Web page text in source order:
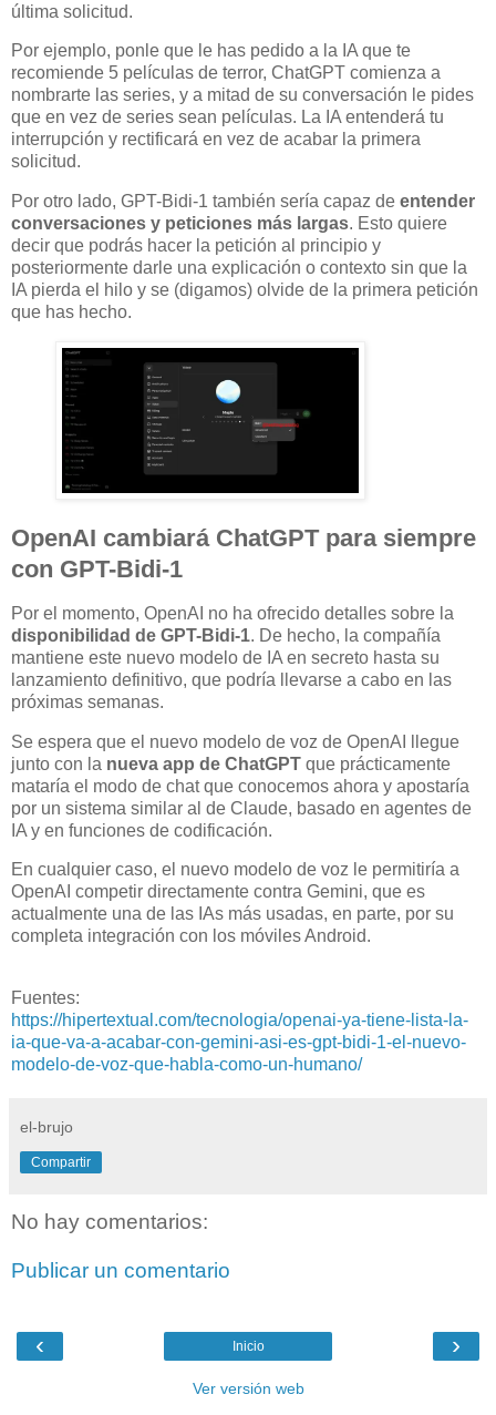
última solicitud.
Por ejemplo, ponle que le has pedido a la IA que te
recomiende 5 películas de terror, ChatGPT comienza a
nombrarte las series, y a mitad de su conversación le pides
que en vez de series sean películas. La IA entenderá tu
interrupción y rectificará en vez de acabar la primera
solicitud.
Por otro lado, GPT-Bidi-1 también sería capaz de entender
conversaciones y peticiones más largas. Esto quiere
decir que podrás hacer la petición al principio y
posteriormente darle una explicación o contexto sin que la
IA pierda el hilo y se (digamos) olvide de la primera petición
que has hecho.
OpenAI cambiará ChatGPT para siempre
con GPT-Bidi-1
Por el momento, OpenAI no ha ofrecido detalles sobre la
disponibilidad de GPT-Bidi-1. De hecho, la compañía
mantiene este nuevo modelo de IA en secreto hasta su
lanzamiento definitivo, que podría llevarse a cabo en las
próximas semanas.
Se espera que el nuevo modelo de voz de OpenAI llegue
junto con la nueva app de ChatGPT que prácticamente
mataría el modo de chat que conocemos ahora y apostaría
por un sistema similar al de Claude, basado en agentes de
IA y en funciones de codificación.
En cualquier caso, el nuevo modelo de voz le permitiría a
OpenAI competir directamente contra Gemini, que es
actualmente una de las IAs más usadas, en parte, por su
completa integración con los móviles Android.
Fuentes:
https://hipertextual.com/tecnologia/openai-ya-tiene-lista-la-
ia-que-va-a-acabar-con-gemini-asi-es-gpt-bidi-1-el-nuevo-
modelo-de-voz-que-habla-como-un-humano/
el-brujo
Compartir
No hay comentarios:
Publicar un comentario
‹ ›
Inicio
Ver versión web